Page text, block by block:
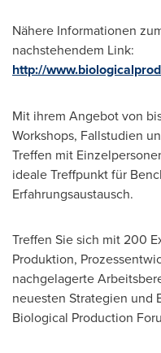
Nähere Informationen
nachstehendem Link:
http://
Mit ihrem Angebot von
Workshops, Fallstudien
Treffen mit
ideale Treffpunkt für
Erfahrungsaustausch.
Treffen Sie sich mit 200
Produktion,
nachgelagerte
neuesten Strategien und
Biological Production